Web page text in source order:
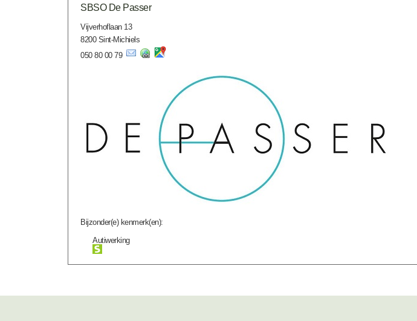
SBSO De Passer
Vijverhoflaan 13
8200 Sint-Michiels
050 80 00 79
Bijzonder(e) kenmerk(en):
Autiwerking